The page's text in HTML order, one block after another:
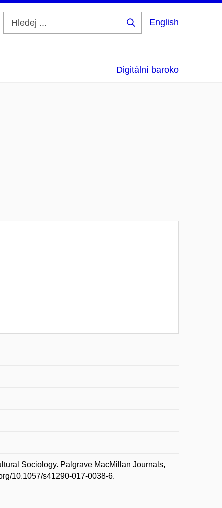
English
Digitální baroko
Sociology. Palgrave MacMillan Journals,
10.1057/s41290-017-0038-6.